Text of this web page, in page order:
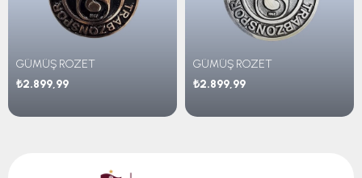
GÜMÜŞ ROZET
₺2.899,99
GÜMÜŞ ROZET
₺2.899,99